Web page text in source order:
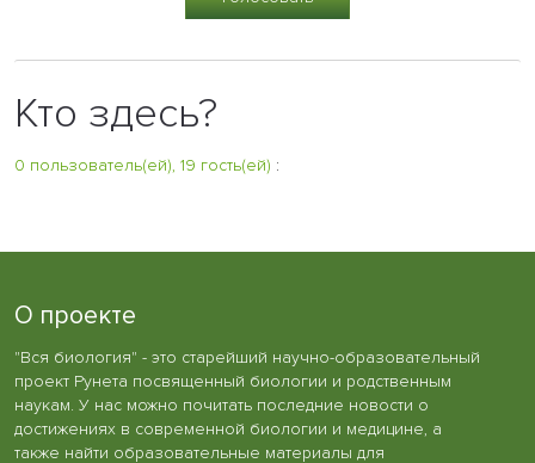
Кто здесь?
0 пользователь(ей), 19 гость(ей) :
О проекте
"Вся биология" - это старейший научно-образовательный
проект Рунета посвященный биологии и родственным
наукам. У нас можно почитать последние новости о
достижениях в современной биологии и медицине, а
также найти образовательные материалы для